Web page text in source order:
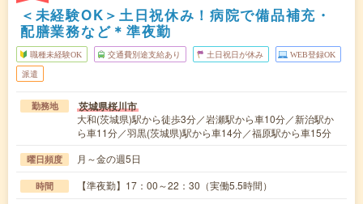
＜未経験OK＞土日祝休み！病院で備品補充・
配膳業務など＊準夜勤
職種未経験OK 交通費別途支給あり 土日祝日が休み WEB登録OK
派遣
勤務地 茨城県桜川市
大和(茨城県)駅から徒歩3分／岩瀬駅から車10分／新治駅か
ら車11分／羽黒(茨城県)駅から車14分／福原駅から車15分
曜日頻度 月～金の週5日
時間 【準夜勤】17：00～22：30（実働5.5時間）